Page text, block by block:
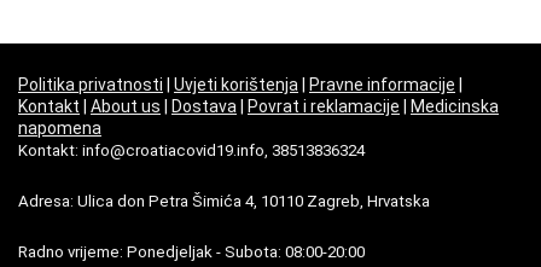
Politika privatnosti | Uvjeti korištenja | Pravne informacije |
Kontakt | About us | Dostava | Povrat i reklamacije | Medicinska
napomena
Kontakt: info@croatiacovid19.info, 38513836324
Adresa: Ulica don Petra Šimića 4, 10110 Zagreb, Hrvatska
Radno vrijeme: Ponedjeljak - Subota: 08:00-20:00